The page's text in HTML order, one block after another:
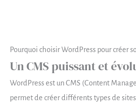
Pourquoi choisir WordPress pour créer
Un CMS puissant et
WordPress est un CMS (Content
permet de créer différents types de